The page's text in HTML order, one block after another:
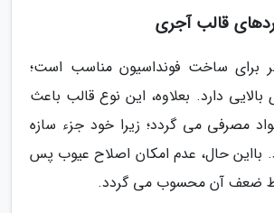
قالب آجری
برای ساخت فونداسیون مناسب است؛
بالایی دارد. بعلاوه، این نوع قالب باعث
مصرفی می گردد؛ زیرا خود جزء سازه
حال، عدم امکان اصلاح عیوب پس
ضعف آن محسوب می گردد.